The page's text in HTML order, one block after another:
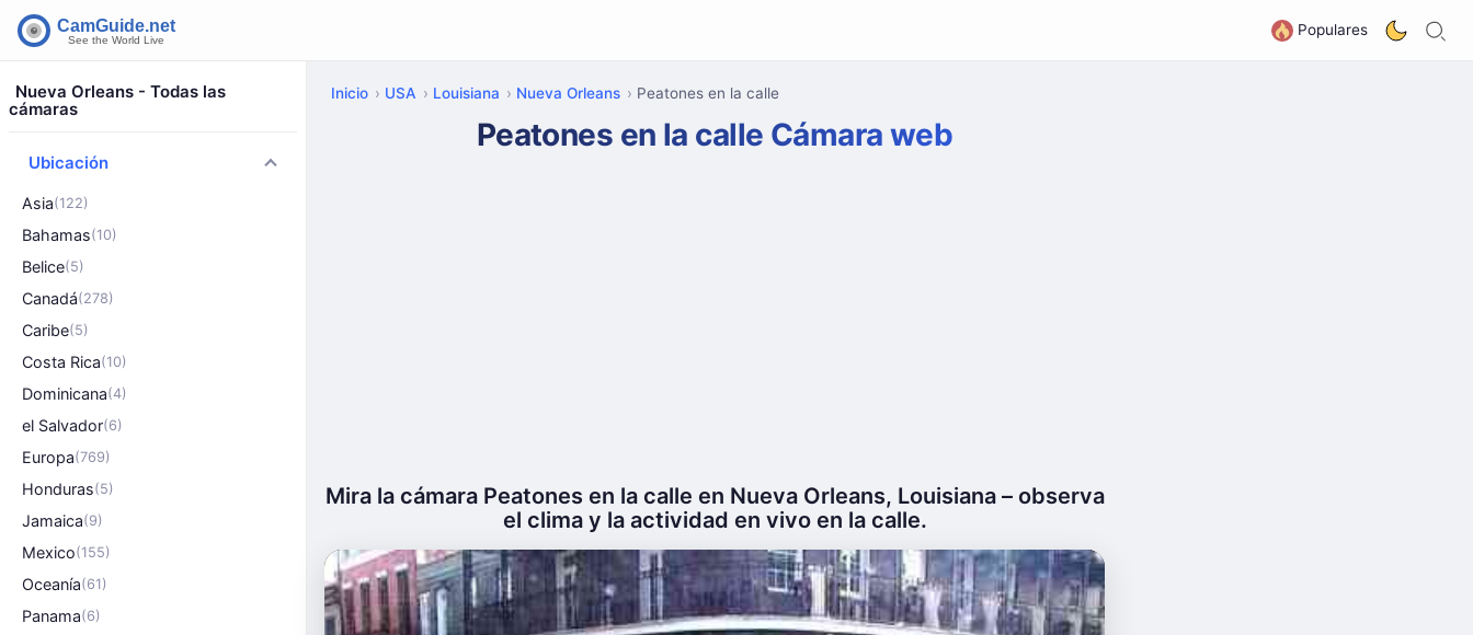
Populares
Nueva Orleans - Todas las
cámaras
Ubicación
Asia(122)
Bahamas(10)
Belice(5)
Canadá(278)
Caribe(5)
Costa Rica(10)
Dominicana(4)
el Salvador(6)
Europa(769)
Honduras(5)
Jamaica(9)
Mexico(155)
Oceanía(61)
Panama(6)
Inicio USA Louisiana Nueva Orleans Peatones en la calle
Peatones en la calle Cámara web
Mira la cámara Peatones en la calle en Nueva Orleans, Louisiana – observa
el clima y la actividad en vivo en la calle.